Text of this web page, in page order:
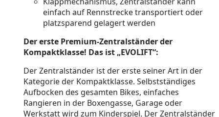
einfach auf Rennstrecke transportiert oder
platzsparend gelagert werden
Der erste Premium-Zentralständer der
Kompaktklasse! Das ist „EVOLIFT“:
Der Zentralständer ist der erste seiner Art in der
Kategorie der Kompaktklasse. Selbstständiges
Aufbocken des gesamten Bikes, einfaches
Rangieren in der Boxengasse, Garage oder
Werkstatt wird zum Kinderspiel. Der Zentralständer